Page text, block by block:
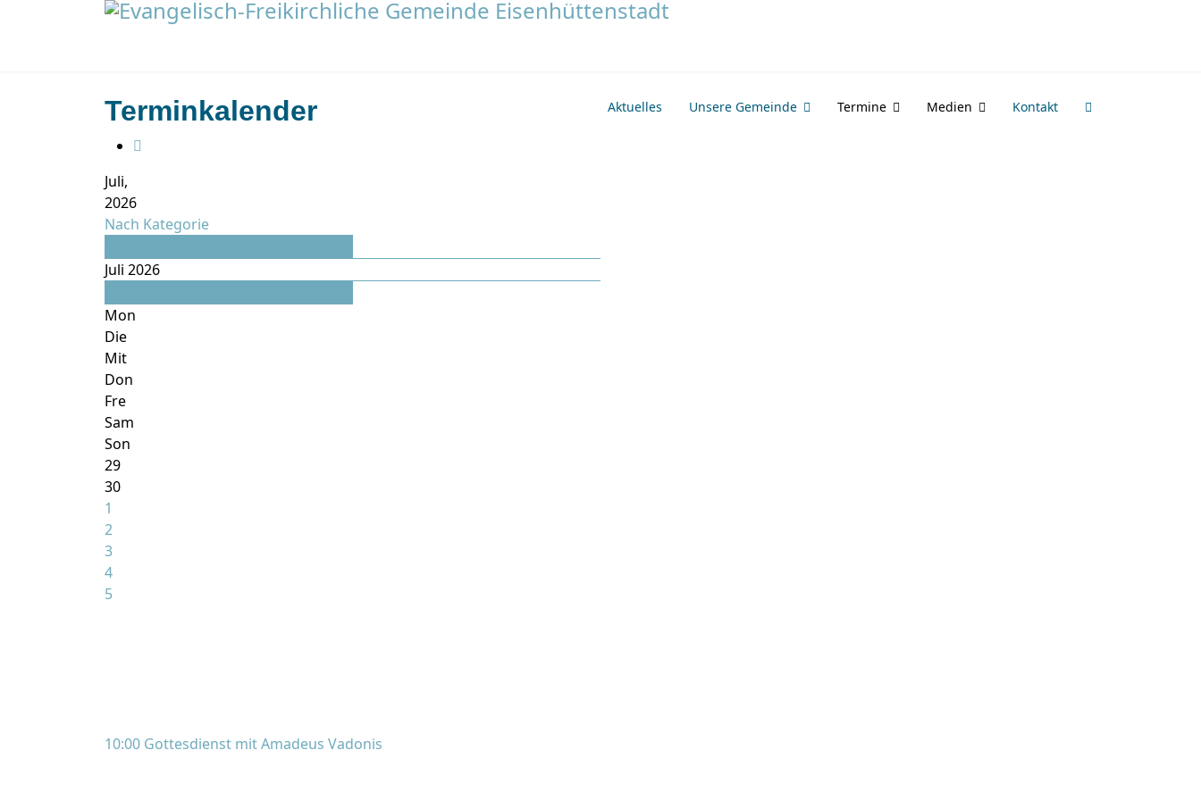
Aktuelles Unsere Gemeinde Termine Medien Kontakt
Terminkalender
Juli,
2026
Nach Kategorie
Juli 2026
Mon
Die
Mit
Don
Fre
Sam
Son
29
30
1
2
3
4
5
10:00 Gottesdienst mit Amadeus Vadonis